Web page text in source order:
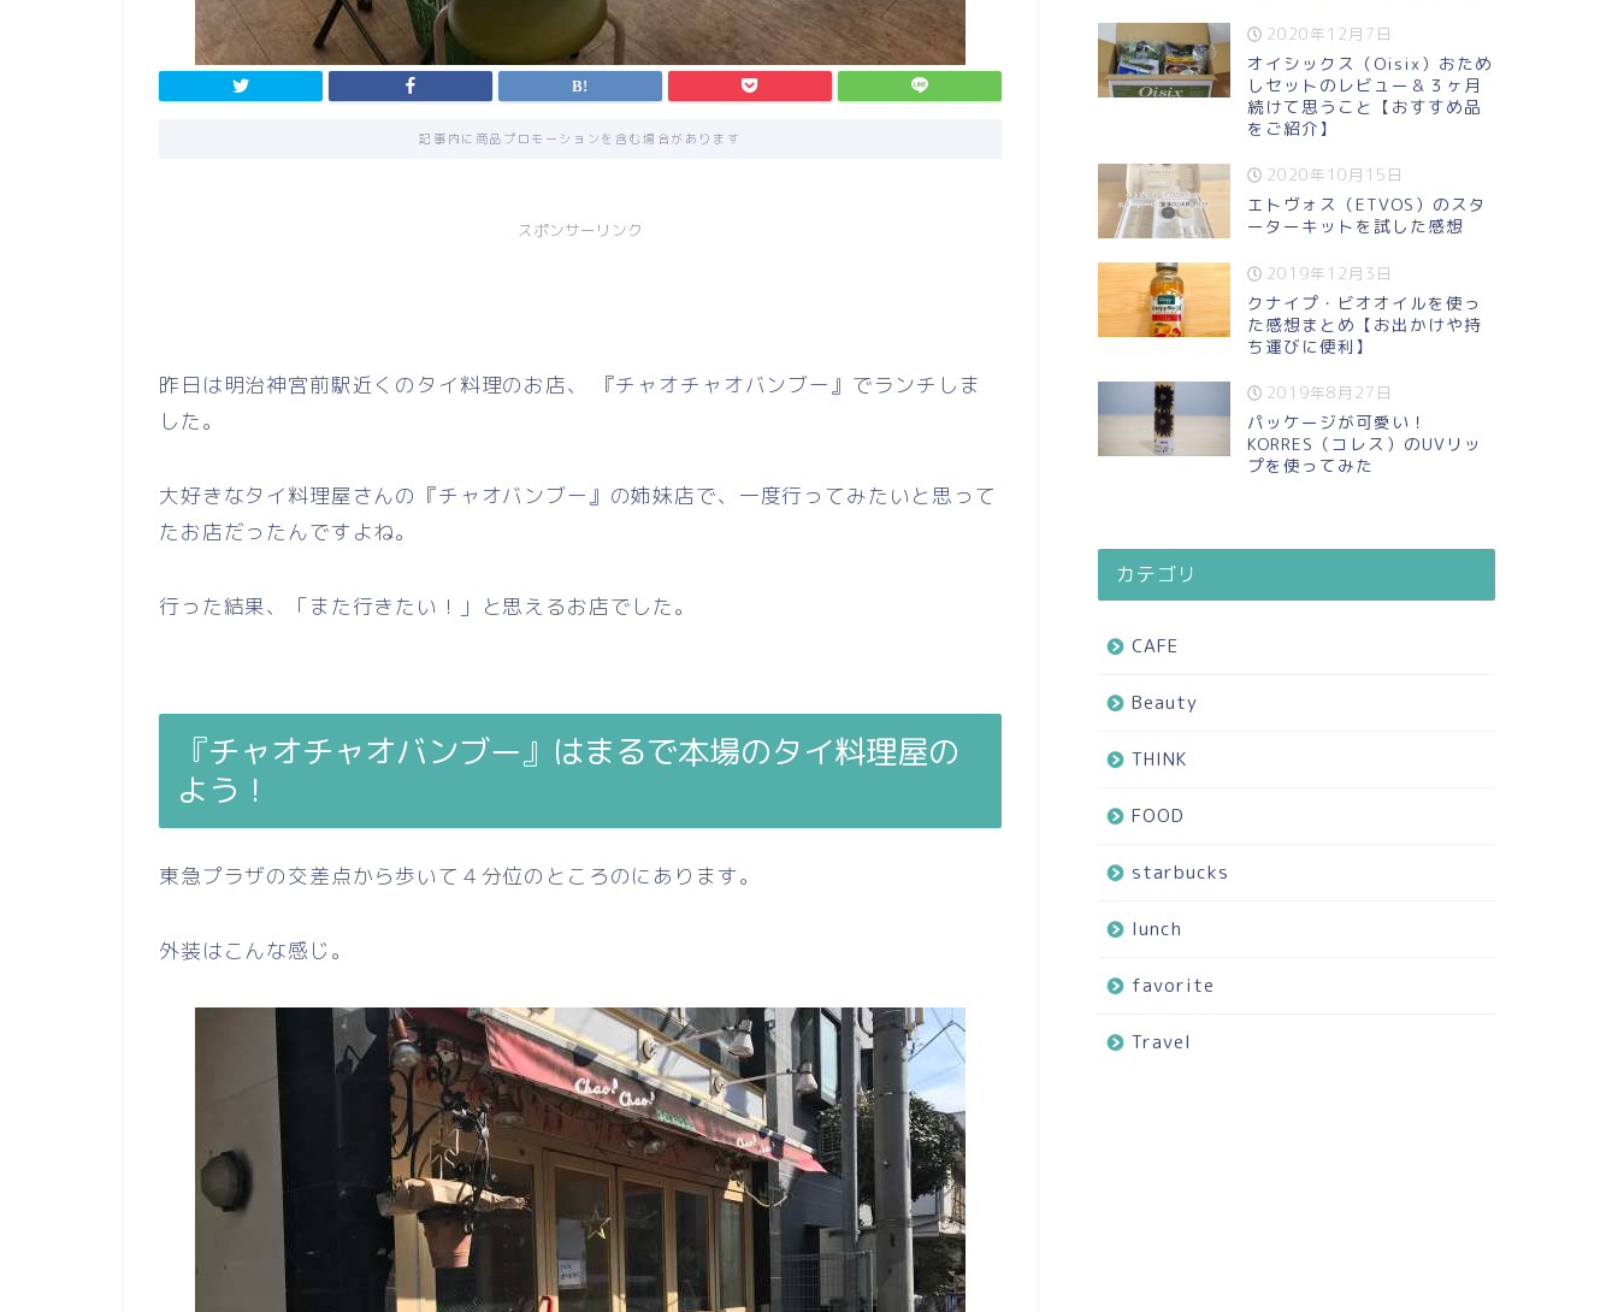
記事内に商品プロモーションを含む場合があります
スポンサーリンク
昨日は明治神宮前駅近くのタイ料理のお店、 『チャオチャオバンブー』でランチしま
した。
大好きなタイ料理屋さんの『チャオバンブー』の姉妹店で、一度行ってみたいと思って
たお店だったんですよね。
行った結果、「また行きたい！」と思えるお店でした。
『チャオチャオバンブー』はまるで本場のタイ料理屋の
よう！
東急プラザの交差点から歩いて４分位のところのにあります。
外装はこんな感じ。
2020年12月7日
オイシックス（Oisix）おため
しセットのレビュー＆３ヶ月
続けて思うこと【おすすめ品
をご紹介】
2020年10月15日
エトヴォス（ETVOS）のスタ
ーターキットを試した感想
2019年12月3日
クナイプ・ビオオイルを使っ
た感想まとめ【お出かけや持
ち運びに便利】
2019年8月27日
パッケージが可愛い！
KORRES（コレス）のUVリッ
プを使ってみた
カテゴリ
CAFE
Beauty
THINK
FOOD
starbucks
lunch
favorite
Travel